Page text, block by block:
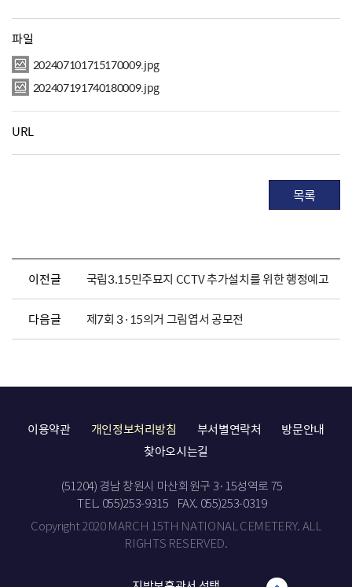
파일
202407101715170009.jpg
202407191740180009.jpg
URL
목록
이전글 국립3.15민주묘지 CCTV 추가설치를 위한 행정예고
다음글 제7회 3·15의거 그림엽서 공모전
이용약관 개인정보처리방침 부서별연락처
방문안내
찾아오시는길
(51204) 경남 창원시 마산회원구 3·15성역로 75
TEL. 055)253-9315
FAX. 055)253-0319
Copyright 2020 MARCH 15TH NATIONAL CEMETERY. ALL
RIGHTS RESERVED.